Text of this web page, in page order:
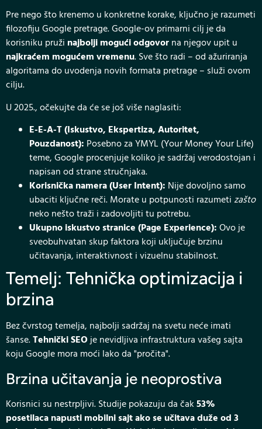
Pre nego što krenemo u konkretne korake, ključno je razumeti
filozofiju Google pretrage. Google-ov primarni cilj je da
korisniku pruži najbolji mogući odgovorna njegov upit u
najkraćem mogućem vremenu. Sve što radi – od ažuriranja
algoritama do uvodenja novih formata pretrage – služi ovom
cilju.
U 2025., očekujte da će se još više naglasiti:
E-E-A-T (Iskustvo, Ekspertiza, Autoritet,
Pouzdanost): Posebno za YMYL (Your Money Your Life)
teme, Google procenjuje koliko je sadržaj verodostojan i
napisan od strane stručnjaka.
Korisnička namera (User Intent): Nije dovoljno samo
ubaciti ključne reči. Morate u potpunosti razumetizašto
neko nešto traži i zadovoljiti tu potrebu.
Ukupno iskustvo stranice (Page Experience):Ovo je
sveobuhvatan skup faktora koji uključuje brzinu
učitavanja, interaktivnost i vizuelnu stabilnost.
Temelj: Tehnička optimizacija i
brzina
Bez čvrstog temelja, najbolji sadržaj na svetu neće imati
šanse.Tehnički SEOje nevidljiva infrastruktura vašeg sajta
koju Google mora moći lako da "pročita".
Brzina učitavanja je neoprostiva
Korisnici su nestrpljivi. Studije pokazuju da čak53%
posetilaca napusti mobilni sajt ako se učitava duže od 3